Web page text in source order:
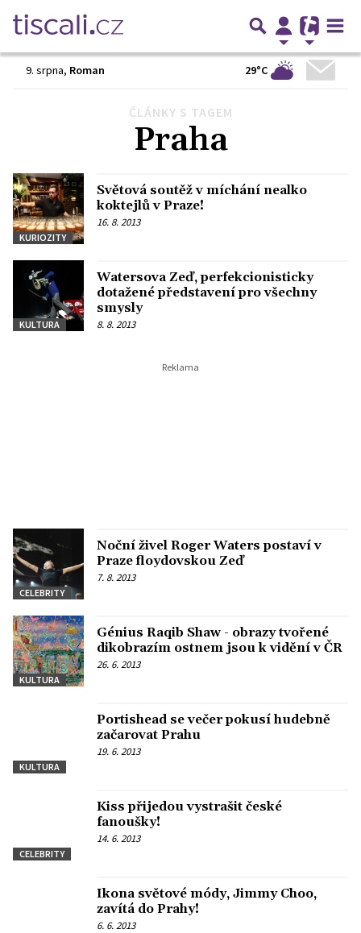
9. srpna, Roman 29°C
ČLÁNKY S TAGEM
Praha
KURIOZITY
Světová soutěž v míchání nealko
koktejlů v Praze!
16. 8. 2013
KULTURA
Watersova Zeď, perfekcionisticky
dotažené představení pro všechny
smysly
8. 8. 2013
CELEBRITY
Noční živel Roger Waters postaví v
Praze floydovskou Zeď
7. 8. 2013
KULTURA
Génius Raqib Shaw - obrazy tvořené
dikobrazím ostnem jsou k vidění v ČR
26. 6. 2013
KULTURA
Portishead se večer pokusí hudebně
začarovat Prahu
19. 6. 2013
CELEBRITY
Kiss přijedou vystrašit české
fanoušky!
14. 6. 2013
Ikona světové módy, Jimmy Choo,
zavítá do Prahy!
6. 6. 2013
4 … 17 Další